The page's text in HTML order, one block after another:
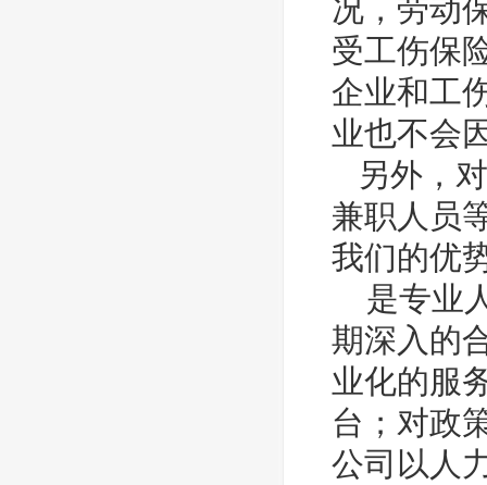
受工伤保
企业和工
业也不会
另外，
兼职人员
我们的优
是专业
期深入的
业化的服
台； 对政
公司以人